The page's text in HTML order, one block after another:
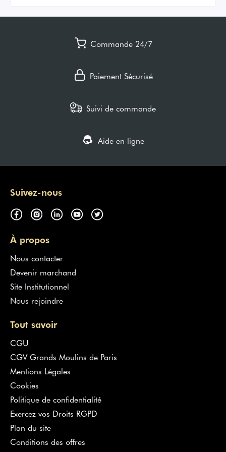
Commande 24/7
Paiement Sécurisé
Suivi de commande
Aide en ligne
Suivez-nous
À propos
Nous contacter
Devenir marchand
Site Institutionnel
Nous rejoindre
Tout savoir
CGU
CGV Grands Moulins de Paris
Mentions Légales
Cookies
Politique de confidentialité
Exercez vos Droits RGPD
Plan du site
Conditions des offres